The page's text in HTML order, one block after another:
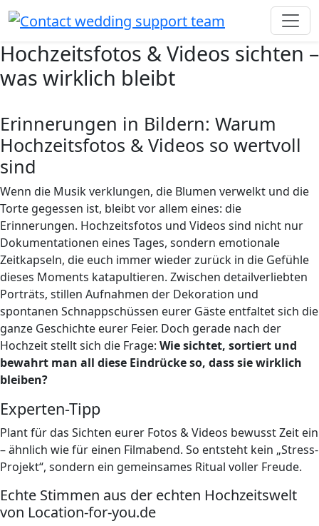
Hochzeitsfotos & Videos sichten –
was wirklich bleibt
Erinnerungen in Bildern: Warum
Hochzeitsfotos & Videos so wertvoll
sind
Wenn die Musik verklungen, die Blumen verwelkt und die
Torte gegessen ist, bleibt vor allem eines: die
Erinnerungen. Hochzeitsfotos und Videos sind nicht nur
Dokumentationen eines Tages, sondern emotionale
Zeitkapseln, die euch immer wieder zurück in die Gefühle
dieses Moments katapultieren. Zwischen detailverliebten
Porträts, stillen Aufnahmen der Dekoration und
spontanen Schnappschüssen eurer Gäste entfaltet sich die
ganze Geschichte eurer Feier. Doch gerade nach der
Hochzeit stellt sich die Frage: Wie sichtet, sortiert und
bewahrt man all diese Eindrücke so, dass sie wirklich
bleiben?
Experten-Tipp
Plant für das Sichten eurer Fotos & Videos bewusst Zeit ein
– ähnlich wie für einen Filmabend. So entsteht kein „Stress-
Projekt“, sondern ein gemeinsames Ritual voller Freude.
Echte Stimmen aus der echten Hochzeitswelt
von Location-for-you.de